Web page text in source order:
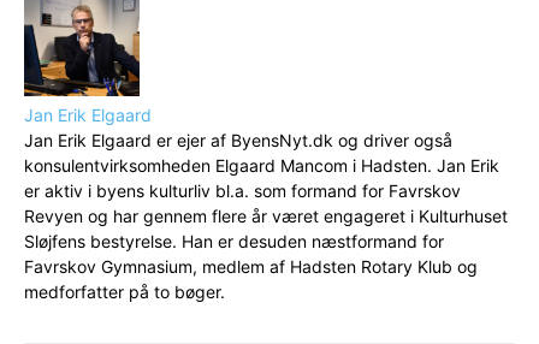
Jan Erik Elgaard
Jan Erik Elgaard er ejer af ByensNyt.dk og driver også
konsulentvirksomheden Elgaard Mancom i Hadsten. Jan Erik
er aktiv i byens kulturliv bl.a. som formand for Favrskov
Revyen og har gennem flere år været engageret i Kulturhuset
Sløjfens bestyrelse. Han er desuden næstformand for
Favrskov Gymnasium, medlem af Hadsten Rotary Klub og
medforfatter på to bøger.